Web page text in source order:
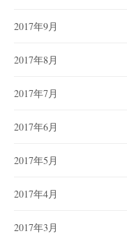
2017年9月
2017年8月
2017年7月
2017年6月
2017年5月
2017年4月
2017年3月